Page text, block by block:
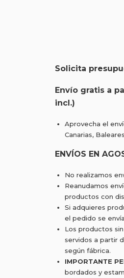
Solicita
Envío gratis a
incl.)
Aprovecha el
Canarias,
ENVÍOS EN
No realizamos
Reanudamos
productos con
Si adquieres
el pedido se
Los productos
servidos a partir
según fábrica.
IMPORTANTE
bordados y